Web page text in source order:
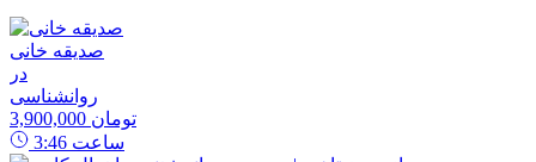
صدیقه خانی
در
روانشناسی
3,900,000 تومان
3:46 ساعت